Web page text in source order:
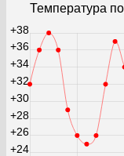
Температура
+24
+26
+28
+30
+32
+34
+36
+38